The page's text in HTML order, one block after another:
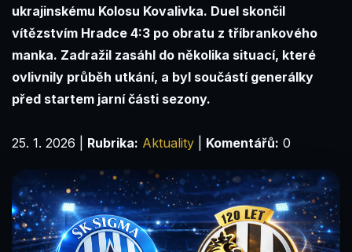
ukrajinskému Kolosu Kovalivka. Duel skončil
vítězstvím Hradce 4:3 po obratu z tříbrankového
manka. Zadražil zasáhl do několika situací, které
ovlivnily průběh utkání, a byl součástí generálky
před startem jarní části sezony.
25. 1. 2026 Rubrika: Aktuality Komentářů: 0